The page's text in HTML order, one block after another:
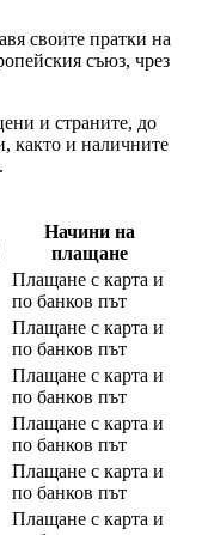
своите пратки на
съюз, чрез
и страните, до
както и наличните
Начини на
плащане
Плащане с карта и
по банков път
Плащане с карта и
по банков път
Плащане с карта и
по банков път
Плащане с карта и
по банков път
Плащане с карта и
по банков път
Плащане с карта и